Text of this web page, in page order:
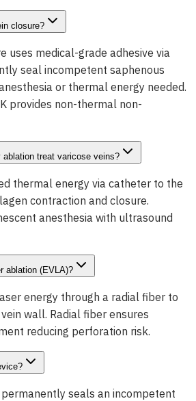
closure?
uses medical-grade adhesive via
seal incompetent saphenous
or thermal energy needed.
provides non-thermal non-
ablation treat varicose veins?
thermal energy via catheter to the
contraction and closure.
anesthesia with ultrasound
ablation (EVLA)?
energy through a radial fiber to
wall. Radial fiber ensures
reducing perforation risk.
seals an incompetent